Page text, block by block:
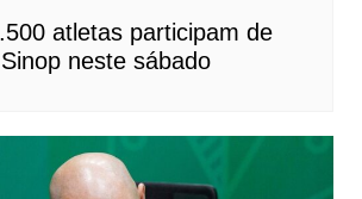
atletas participam de
neste sábado